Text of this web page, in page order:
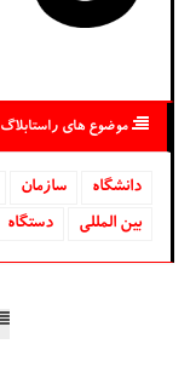
موضوع های راستابلاگ
دانشگاه‌ سازمان
بین المللی
دستگاه